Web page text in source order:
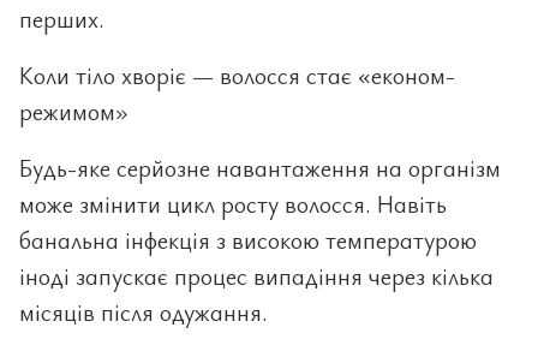
перших.
Коли тіло хворіє — волосся стає «економ-
режимом»
Будь-яке серйозне навантаження на організм
може змінити цикл росту волосся. Навіть
банальна інфекція з високою температурою
іноді запускає процес випадіння через кілька
місяців після одужання.